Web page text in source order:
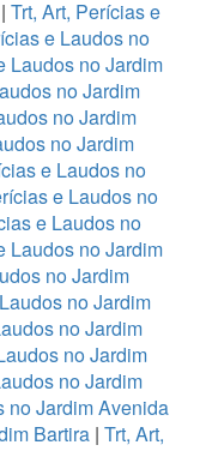
Trt, Art, Perícias e
e Laudos no
Laudos no Jardim
no Jardim
no Jardim
no Jardim
e Laudos no
e Laudos no
e Laudos no
Laudos no Jardim
no Jardim
no Jardim
no Jardim
no Jardim
no Jardim
no Jardim Avenida
Bartira| Trt, Art,